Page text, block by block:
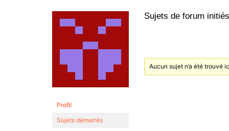
Profil
Sujets démarrés
Sujets de forum initiés
Aucun sujet n’a été trouvé